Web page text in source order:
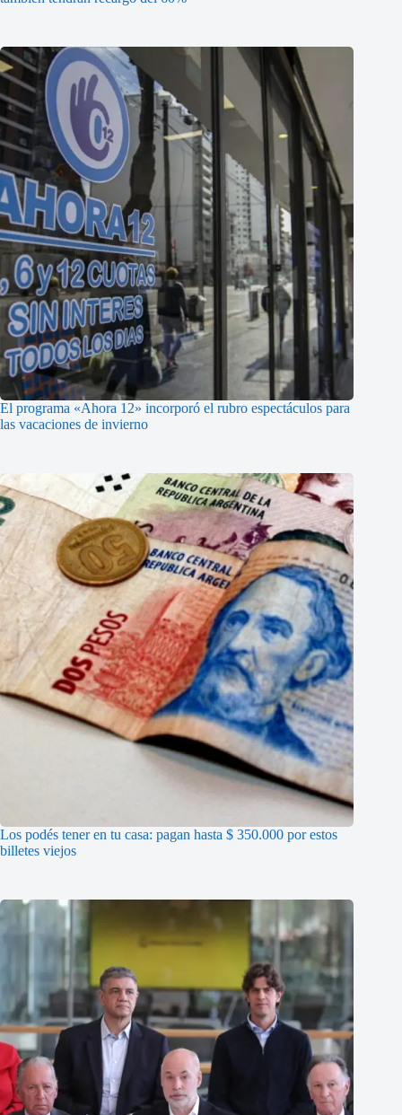
El programa «Ahora 12» incorporó el rubro espectáculos para
las vacaciones de invierno
Los podés tener en tu casa: pagan hasta $ 350.000 por estos
billetes viejos